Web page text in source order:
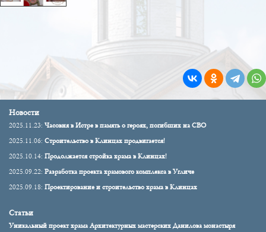
Новости
2025.11.23: Часовня в Истре в память о героях, погибших на СВО
2025.11.06: Строительство в Клинцах продвигается!
2025.10.14: Продолжается стройка храма в Клинцах!
2025.09.22: Разработка проекта храмового комплекса в Угличе
2025.09.18: Проектирование и строительство храма в Клинцах
Статьи
Уникальный проект храма Архитектурных мастерских Данилова монастыря